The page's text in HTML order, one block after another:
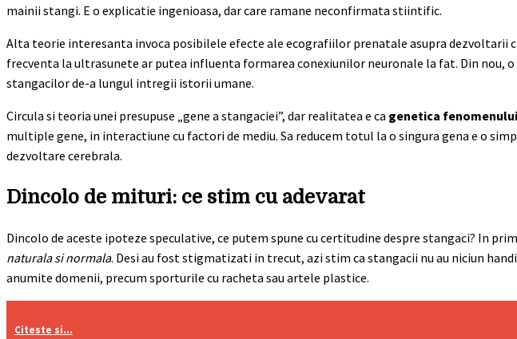
mainii stangi. E o explicatie ingenioasa, dar care ramane neconfirmata stiintific.
Alta teorie interesanta invoca posibilele efecte ale ecografiilor prenatale asupra dezvoltarii
frecventa la ultrasunete ar putea influenta formarea conexiunilor neuronale la fat. Din nou,
stangacilor de-a lungul intregii istorii umane.
Circula si teoria unei presupuse „gene a stangaciei”, dar realitatea e ca genetica
multiple gene, in interactiune cu factori de mediu. Sa reducem totul la o singura gena e o
dezvoltare cerebrala.
Dincolo de mituri: ce stim cu adevarat
Dincolo de aceste ipoteze speculative, ce putem spune cu certitudine despre stangaci? In
naturala si normala. Desi au fost stigmatizati in trecut, azi stim ca stangacii nu au niciun
anumite domenii, precum sporturile cu racheta sau artele plastice.
Citeste si...